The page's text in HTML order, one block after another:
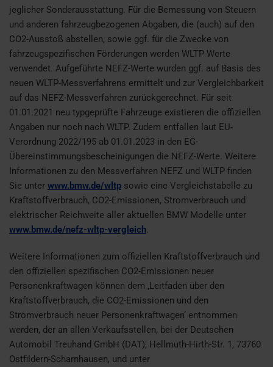
jeglicher Sonderausstattung. Für die Bemessung von Steuern
und anderen fahrzeugbezogenen Abgaben, die (auch) auf den
CO2-Ausstoß abstellen, sowie ggf. für die Zwecke von
fahrzeugspezifischen Förderungen werden WLTP-Werte
verwendet. Aufgeführte NEFZ-Werte wurden ggf. auf Basis des
neuen WLTP-Messverfahrens ermittelt und zur Vergleichbarkeit
auf das NEFZ-Messverfahren zurückgerechnet. Für seit
01.01.2021 neu typgeprüfte Fahrzeuge existieren die offiziellen
Angaben nur noch nach WLTP. Zudem entfallen laut EU-
Verordnung 2022/195 ab 01.01.2023 in den EG-
Übereinstimmungsbescheinigungen die NEFZ-Werte. Weitere
Informationen zu den Messverfahren NEFZ und WLTP finden
Sie unter www.bmw.de/wltp sowie eine Vergleichstabelle zu
Kraftstoffverbrauch, CO2-Emissionen, Stromverbrauch und
elektrischer Reichweite aller aktuellen BMW Modelle unter
www.bmw.de/nefz-wltp-vergleich.
Weitere Informationen zum offiziellen Kraftstoffverbrauch und
den offiziellen spezifischen CO2-Emissionen neuer
Personenkraftwagen können dem ‚Leitfaden über den
Kraftstoffverbrauch, die CO2-Emissionen und den
Stromverbrauch neuer Personenkraftwagen‘ entnommen
werden, der an allen Verkaufsstellen, bei der Deutschen
Automobil Treuhand GmbH (DAT), Hellmuth-Hirth-Str. 1, 73760
Ostfildern-Scharnhausen, und unter